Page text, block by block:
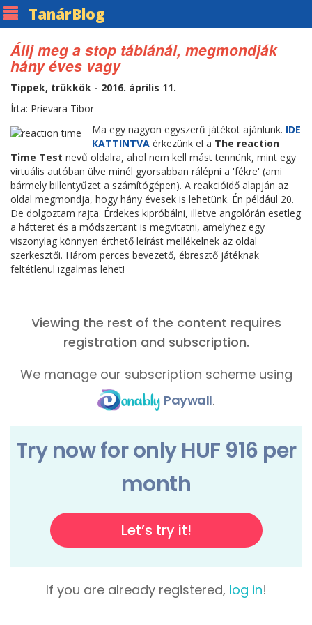
TanárBlog
Állj meg a stop táblánál, megmondják
hány éves vagy
Tippek, trükkök - 2016. április 11.
Írta: Prievara Tibor
Ma egy nagyon egyszerű játékot ajánlunk. IDE
KATTINTVA érkezünk el a The reaction
Time Test nevű oldalra, ahol nem kell mást tennünk, mint egy
virtuális autóban ülve minél gyorsabban rálépni a 'fékre' (ami
bármely billentyűzet a számítógépen). A reakcióidő alapján az
oldal megmondja, hogy hány évesek is lehetünk. Én például 20.
De dolgoztam rajta. Érdekes kipróbálni, illetve angolórán esetleg
a hátteret és a módszertant is megvitatni, amelyhez egy
viszonylag könnyen érthető leírást mellékelnek az oldal
szerkesztői. Három perces bevezető, ébresztő játéknak
feltétlenül izgalmas lehet!